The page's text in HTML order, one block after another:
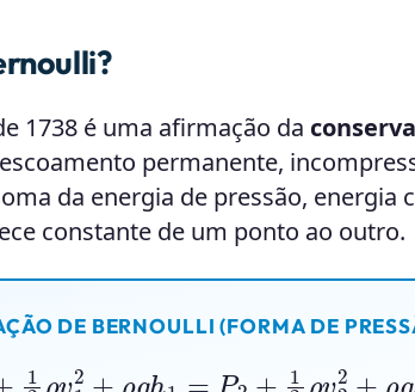
1738 é uma afirmação da
permanente,
da energia de pressão, energia
constante de um ponto ao outro.
DE BERNOULLI (FORMA DE
+ 2 1 + gh P2 1 ρ 22 +